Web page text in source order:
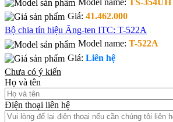
Giá: 41.462.000
Bộ chia tín hiệu Ăng-ten ITC: T-522A
Model name: T-522A
Giá: Liên hệ
Chưa có ý kiến
Họ và tên
Điện thoại liên hệ